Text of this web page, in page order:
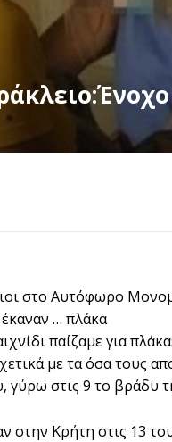
στο Αυτόφωρο
… πλάκα
παίζαμε για
με τα όσα τους
γύρω στις 9 το βράδυ
στην Κρήτη στις 13